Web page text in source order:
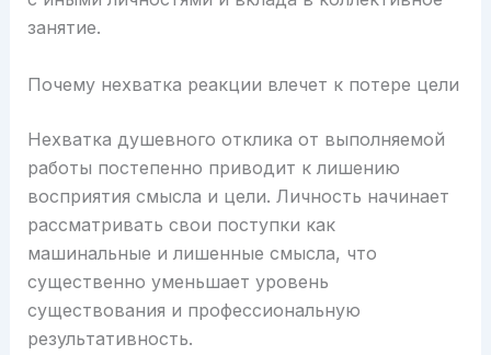
занятие.
Почему нехватка реакции влечет к потере цели
Нехватка душевного отклика от выполняемой
работы постепенно приводит к лишению
восприятия смысла и цели. Личность начинает
рассматривать свои поступки как
машинальные и лишенные смысла, что
существенно уменьшает уровень
существования и профессиональную
результативность.